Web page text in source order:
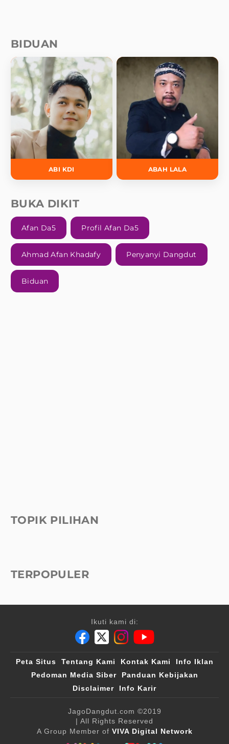
BIDUAN
ABI KDI ABAH LALA
BUKA DIKIT
Afan Da5 Profil Afan Da5
Ahmad Afan Khadafy Penyanyi Dangdut
Biduan
TOPIK PILIHAN
TERPOPULER
Ikuti kami di:
Peta Situs Tentang Kami Kontak Kami
Info Iklan
Pedoman Media Siber
Panduan Kebijakan
Disclaimer
Info Karir
JagoDangdut.com ©2019
| All Rights Reserved
A Group Member of VIVA Digital Network